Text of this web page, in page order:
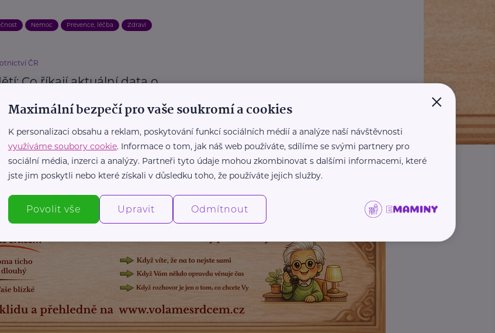
Nemoc Prevence, léčba Zdraví
ČR
Co říkají aktuální data o
Prevence, léčba Zdraví ×
Maximální bezpečí pro vaše soukromí a cookies
K personalizaci obsahu a reklam, poskytování funkcí sociálních médií a analýze naší návštěvnosti
využíváme soubory cookie. Informace o tom, jak náš web používáte, sdílíme se svými partnery pro
sociální média, inzerci a analýzy. Partneři tyto údaje mohou zkombinovat s dalšími informacemi, které
jste jim poskytli nebo které získali v důsledku toho, že používáte jejich služby.
Povolit vše Upravit Odmítnout